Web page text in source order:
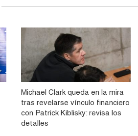
Michael Clark queda en la mira
tras revelarse vínculo financiero
con Patrick Kiblisky: revisa los
detalles